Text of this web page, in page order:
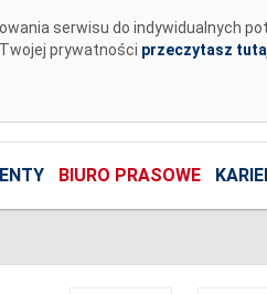
serwisu do indywidualnych
prywatności przeczytasz
BIURO PRASOWE